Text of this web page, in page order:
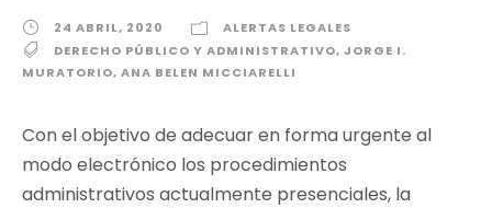
24 ABRIL, 2020
ALERTAS LEGALES
DERECHO PÚBLICO Y ADMINISTRATIVO, JORGE I.
MURATORIO, ANA BELEN MICCIARELLI
Con el objetivo de adecuar en forma urgente al
modo electrónico los procedimientos
administrativos actualmente presenciales, la